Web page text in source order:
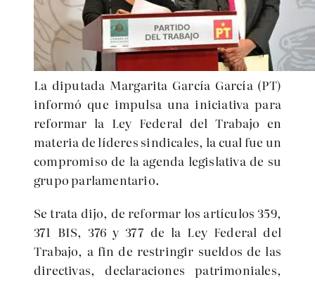
La diputada Margarita García García (PT)
informó que impulsa una iniciativa para
reformar la Ley Federal del Trabajo en
materia de líderes sindicales, la cual fue un
compromiso de la agenda legislativa de su
grupo parlamentario.
Se trata dijo, de reformar los artículos 359,
371 BIS, 376 y 377 de la Ley Federal del
Trabajo, a fin de restringir sueldos de las
directivas, declaraciones patrimoniales,